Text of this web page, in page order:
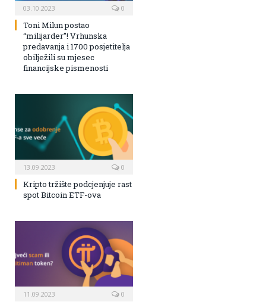
03.10.2023 0
Toni Milun postao
“milijarder”! Vrhunska
predavanja i 1700 posjetitelja
obilježili su mjesec
financijske pismenosti
13.09.2023 0
Kripto tržište podcjenjuje rast
spot Bitcoin ETF-ova
11.09.2023 0